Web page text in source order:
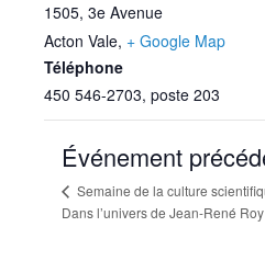
1505, 3e Avenue
Acton Vale, + Google Map
Téléphone
450 546-2703, poste 203
Événement
Semaine de la culture
Dans l’univers de Jean-René Roy